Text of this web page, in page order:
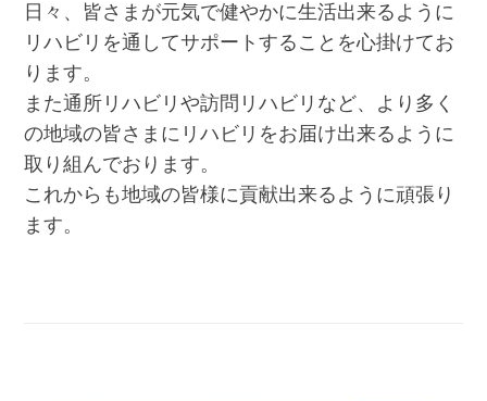
日々、皆さまが元気で健やかに生活出来るように
リハビリを通してサポートすることを心掛けてお
ります。
また通所リハビリや訪問リハビリなど、より多く
の地域の皆さまにリハビリをお届け出来るように
取り組んでおります。
これからも地域の皆様に貢献出来るように頑張り
ます。